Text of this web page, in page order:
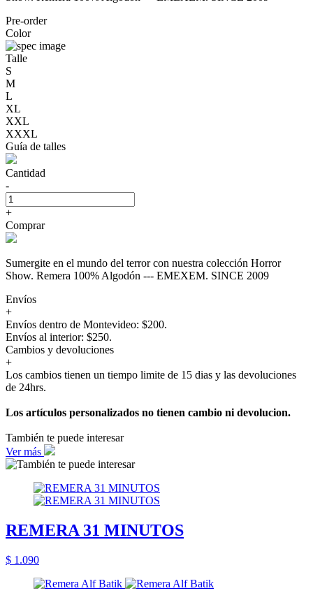
Pre-order
Color
Talle
S
M
L
XL
XXL
XXXL
Guía de talles
Cantidad
-
+
Comprar
Sumergite en el mundo del terror con nuestra colección Horror
Show. Remera 100% Algodón --- EMEXEM. SINCE 2009
Envíos
+
Envíos dentro de Montevideo: $200.
Envíos al interior: $250.
Cambios y devoluciones
+
Los cambios tienen un tiempo limite de 15 dias y las devoluciones
de 24hrs.
Los artículos personalizados no tienen cambio ni devolucion.
También te puede interesar
Ver más
REMERA 31 MINUTOS
$ 1.090